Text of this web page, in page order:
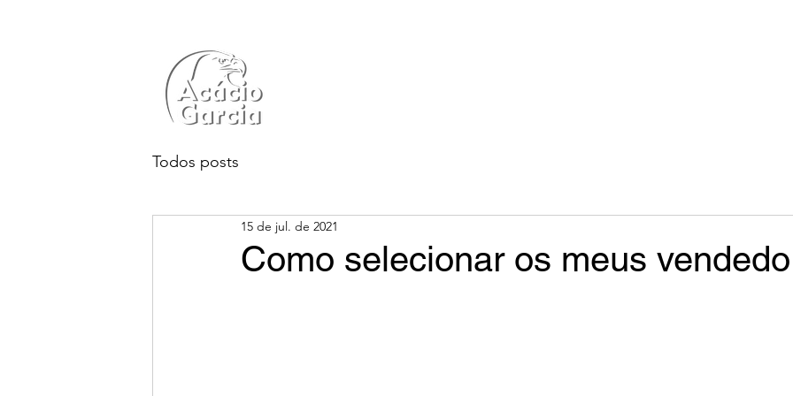
Todos posts
Como selecionar os meus
15 de jul. de 2021